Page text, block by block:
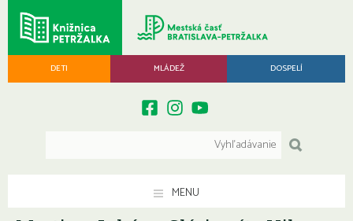
DETI MLÁDEŽ DOSPELÍ
MENU